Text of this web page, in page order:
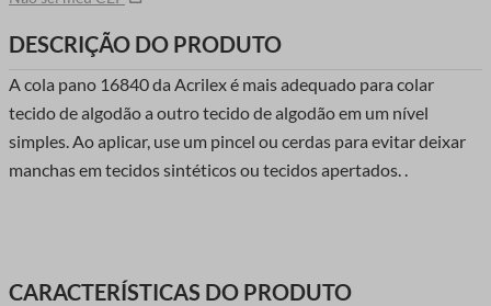
DESCRIÇÃO DO PRODUTO
A cola pano 16840 da Acrilex é mais adequado para colar
tecido de algodão a outro tecido de algodão em um nível
simples. Ao aplicar, use um pincel ou cerdas para evitar deixar
manchas em tecidos sintéticos ou tecidos apertados. .
CARACTERÍSTICAS DO PRODUTO